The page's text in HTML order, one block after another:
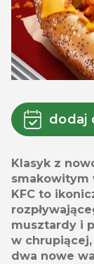
dodaj
Klasyk z
smakowitym
KFC to
musztardy i
w chrupiącej,
dwa nowe